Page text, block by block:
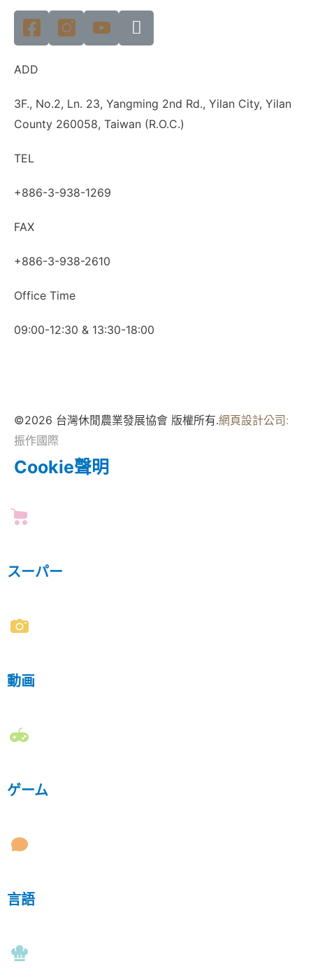
ADD
3F., No.2, Ln. 23, Yangming 2nd Rd., Yilan City, Yilan
County 260058, Taiwan (R.O.C.)
TEL
+886-3-938-1269
FAX
+886-3-938-2610
Office Time
09:00-12:30 & 13:30-18:00
©2026 台灣休閒農業發展協會 版權所有.網頁設計公司:
振作國際
Cookie聲明
スーパー
動画
ゲーム
言語